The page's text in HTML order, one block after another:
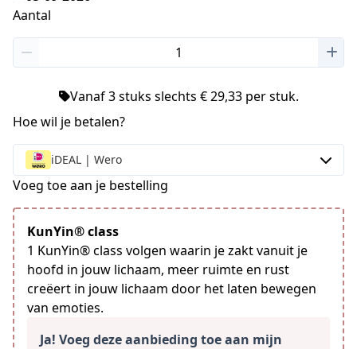
Aantal
Vanaf 3 stuks slechts € 29,33 per stuk.
Hoe wil je betalen?
iDEAL | Wero
Voeg toe aan je bestelling
KunYin® class
1 KunYin® class volgen waarin je zakt vanuit je
hoofd in jouw lichaam, meer ruimte en rust
creëert in jouw lichaam door het laten bewegen
van emoties.
Ja! Voeg deze aanbieding toe aan mijn